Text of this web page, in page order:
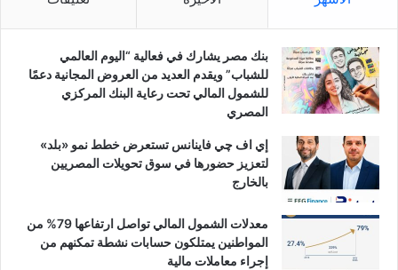
بنك مصر يشارك في فعالية “اليوم العالمي
للشباب” ويقدم العديد من العروض المجانية دعمًا
للشمول المالي تحت رعاية البنك المركزي
المصري
إي اف چي فاينانس تستعرض خطط نمو «بلد»
لتعزيز حضورها في سوق تحويلات المصريين
بالخارج
معدلات الشمول المالي تواصل ارتفاعها 79% من
المواطنين يمتلكون حسابات نشطة تمكنهم من
إجراء معاملات مالية